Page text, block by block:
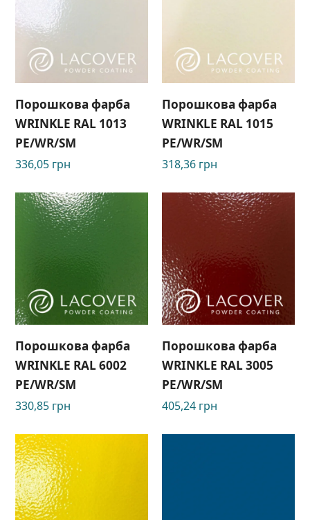
Порошкова фарба
WRINKLE RAL 1013
PE/WR/SM
336,05 грн
Порошкова фарба
WRINKLE RAL 1015
PE/WR/SM
318,36 грн
Порошкова фарба
WRINKLE RAL 6002
PE/WR/SM
330,85 грн
Порошкова фарба
WRINKLE RAL 3005
PE/WR/SM
405,24 грн